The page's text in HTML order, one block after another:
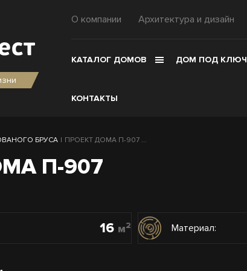
О компании Архитектура и дизайн
КАТАЛОГ ДОМОВ ДОМ ПОД КЛЮЧ
КОНТАКТЫ
БРУСА | ПРОЕКТ ДОМА П-907 ...
П-907
16 м2 Материал: